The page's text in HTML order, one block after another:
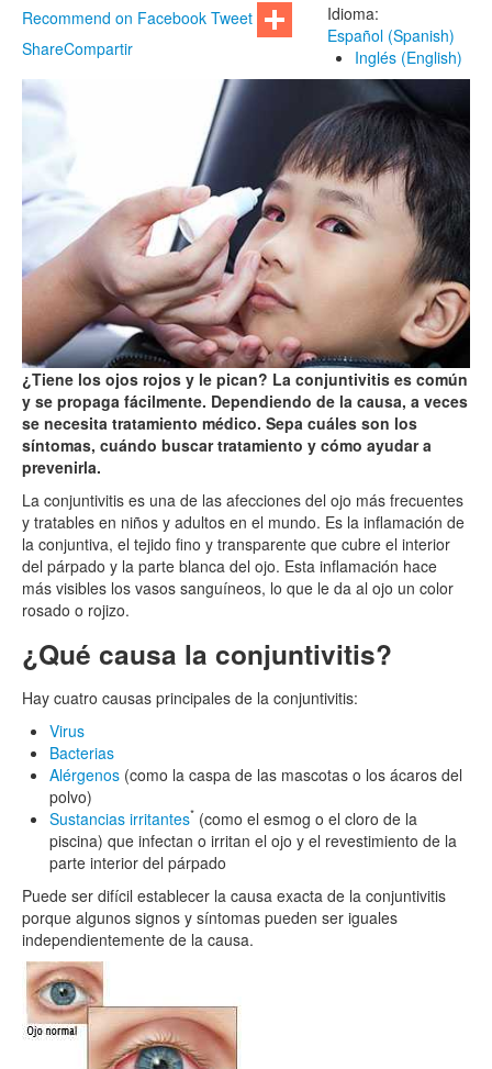
Idioma:
Español (Spanish)
Inglés (English)
Recommend on Facebook Tweet
ShareCompartir
¿Tiene los ojos rojos y le pican? La conjuntivitis es común
y se propaga fácilmente. Dependiendo de la causa, a veces
se necesita tratamiento médico. Sepa cuáles son los
síntomas, cuándo buscar tratamiento y cómo ayudar a
prevenirla.
La conjuntivitis es una de las afecciones del ojo más frecuentes
y tratables en niños y adultos en el mundo. Es la inflamación de
la conjuntiva, el tejido fino y transparente que cubre el interior
del párpado y la parte blanca del ojo. Esta inflamación hace
más visibles los vasos sanguíneos, lo que le da al ojo un color
rosado o rojizo.
¿Qué causa la conjuntivitis?
Hay cuatro causas principales de la conjuntivitis:
Virus
Bacterias
Alérgenos (como la caspa de las mascotas o los ácaros del
polvo)
Sustancias irritantes* (como el esmog o el cloro de la
piscina) que infectan o irritan el ojo y el revestimiento de la
parte interior del párpado
Puede ser difícil establecer la causa exacta de la conjuntivitis
porque algunos signos y síntomas pueden ser iguales
independientemente de la causa.